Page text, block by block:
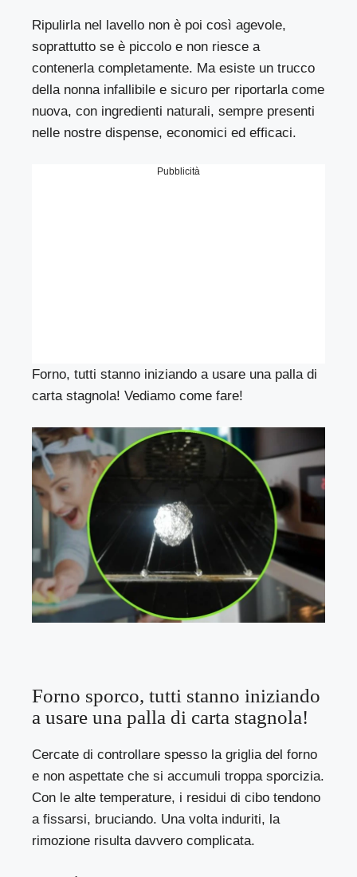
Ripulirla nel lavello non è poi così agevole,
soprattutto se è piccolo e non riesce a
contenerla completamente. Ma esiste un trucco
della nonna infallibile e sicuro per riportarla come
nuova, con ingredienti naturali, sempre presenti
nelle nostre dispense, economici ed efficaci.
Pubblicità
Forno, tutti stanno iniziando a usare una palla di
carta stagnola! Vediamo come fare!
Forno sporco, tutti stanno iniziando
a usare una palla di carta stagnola!
Cercate di controllare spesso la griglia del forno
e non aspettate che si accumuli troppa sporcizia.
Con le alte temperature, i residui di cibo tendono
a fissarsi, bruciando. Una volta induriti, la
rimozione risulta davvero complicata.